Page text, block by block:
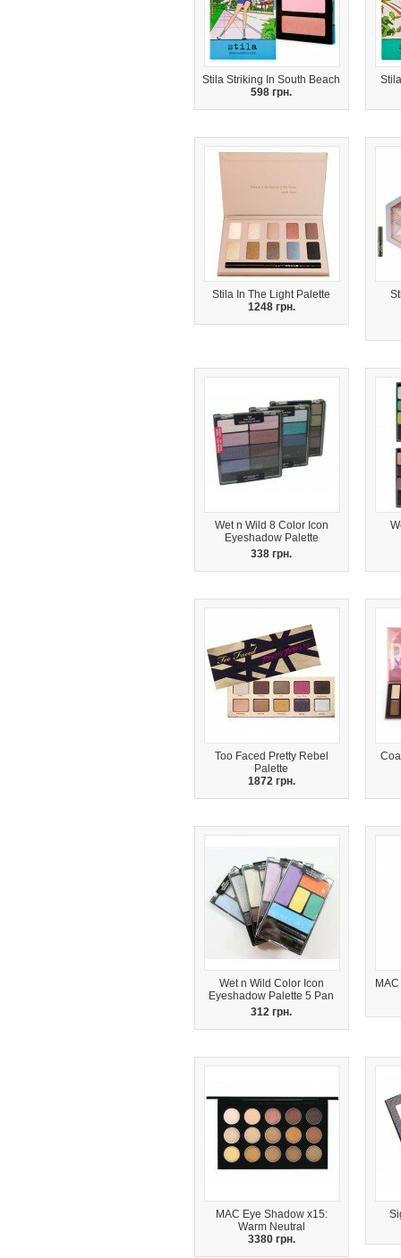
Stila Striking In South Beach
598 грн.
Stila In The Light Palette
1248 грн.
Wet n Wild 8 Color Icon
Eyeshadow Palette
338 грн.
Too Faced Pretty Rebel
Palette
1872 грн.
Wet n Wild Color Icon
Eyeshadow Palette 5 Pan
312 грн.
MAC Eye Shadow x15:
Warm Neutral
3380 грн.